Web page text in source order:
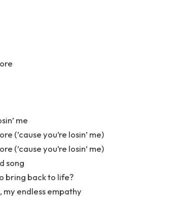
me
(’cause you’re losin’ me)
(’cause you’re losin’ me)
song
bring back to life?
my endless empathy